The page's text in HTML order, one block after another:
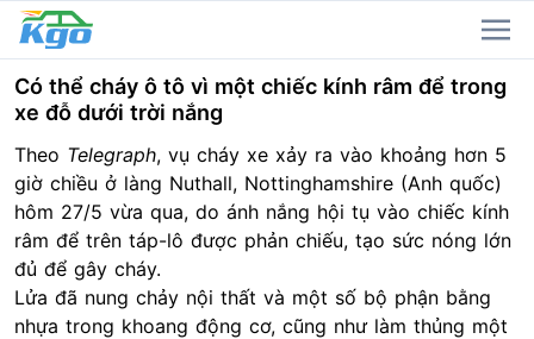
Có thể cháy ô tô vì một chiếc kính râm để trong
xe đỗ dưới trời nắng
Theo Telegraph, vụ cháy xe xảy ra vào khoảng hơn 5
giờ chiều ở làng Nuthall, Nottinghamshire (Anh quốc)
hôm 27/5 vừa qua, do ánh nắng hội tụ vào chiếc kính
râm để trên táp-lô được phản chiếu, tạo sức nóng lớn
đủ để gây cháy.
Lửa đã nung chảy nội thất và một số bộ phận bằng
nhựa trong khoang động cơ, cũng như làm thủng một